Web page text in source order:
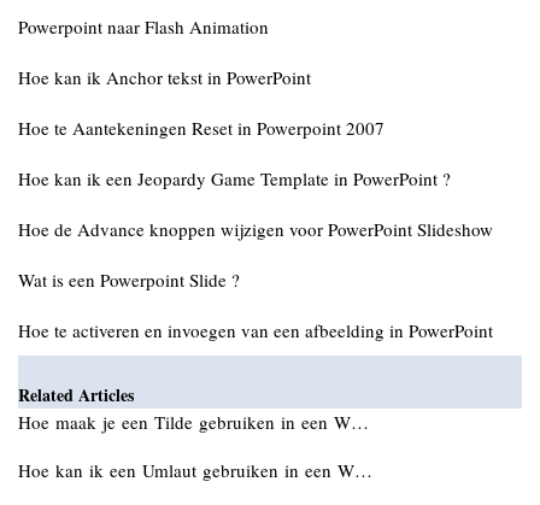
Powerpoint naar Flash Animation
Hoe kan ik Anchor tekst in PowerPoint
Hoe te Aantekeningen Reset in Powerpoint 2007
Hoe kan ik een Jeopardy Game Template in PowerPoint ?
Hoe de Advance knoppen wijzigen voor PowerPoint Slideshow
Wat is een Powerpoint Slide ?
Hoe te activeren en invoegen van een afbeelding in PowerPoint
Related Articles
Hoe maak je een Tilde gebruiken in een W…
Hoe kan ik een Umlaut gebruiken in een W…